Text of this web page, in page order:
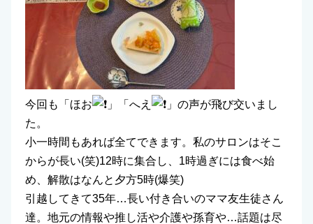
今回も「ほお 」「へえ
」の声が飛び交いまし
た。
小一時間もあれば全てできます。私のサロンはそこ
からが長い(笑)12時に集合し、1時過ぎには食べ始
め、解散はなんと夕方5時(爆笑)
引越してきて35年…長い付き合いのママ友生徒さん
達。地元の情報や推し活や介護や孫育や…話題は尽